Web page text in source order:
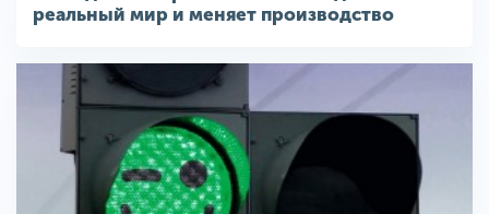
реальный мир и меняет производство